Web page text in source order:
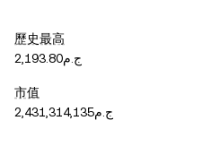
歷史最高
ج.م2,193.80
市值
ج.م2,431,314,135